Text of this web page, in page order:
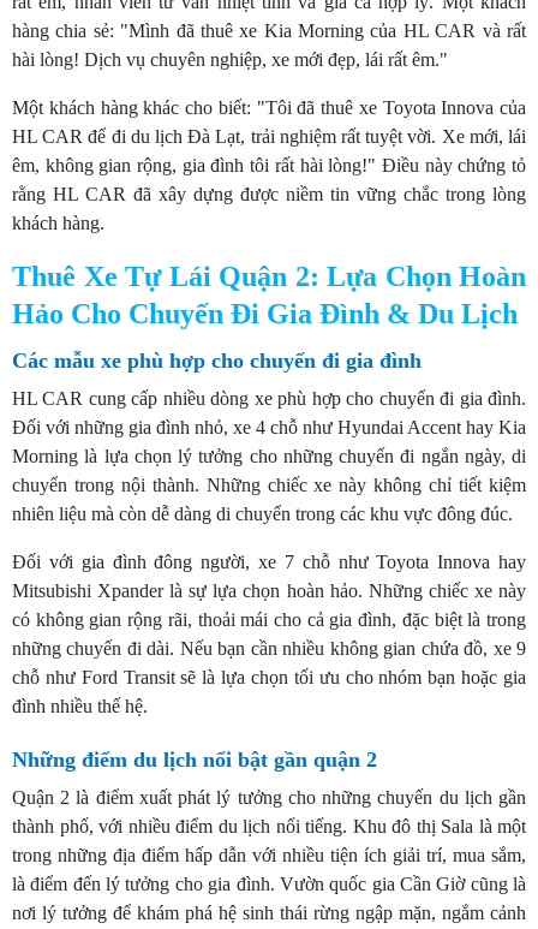
hàng chia sẻ: "Mình đã thuê xe Kia Morning của HL CAR và rất
hài lòng! Dịch vụ chuyên nghiệp, xe mới đẹp, lái rất êm."
Một khách hàng khác cho biết: "Tôi đã thuê xe Toyota Innova của
HL CAR để đi du lịch Đà Lạt, trải nghiệm rất tuyệt vời. Xe mới, lái
êm, không gian rộng, gia đình tôi rất hài lòng!" Điều này chứng tỏ
rằng HL CAR đã xây dựng được niềm tin vững chắc trong lòng
khách hàng.
Thuê Xe Tự Lái Quận 2: Lựa Chọn Hoàn
Hảo Cho Chuyến Đi Gia Đình & Du Lịch
Các mẫu xe phù hợp cho chuyến đi gia đình
HL CAR cung cấp nhiều dòng xe phù hợp cho chuyến đi gia đình.
Đối với những gia đình nhỏ, xe 4 chỗ như Hyundai Accent hay Kia
Morning là lựa chọn lý tưởng cho những chuyến đi ngắn ngày, di
chuyển trong nội thành. Những chiếc xe này không chỉ tiết kiệm
nhiên liệu mà còn dễ dàng di chuyển trong các khu vực đông đúc.
Đối với gia đình đông người, xe 7 chỗ như Toyota Innova hay
Mitsubishi Xpander là sự lựa chọn hoàn hảo. Những chiếc xe này
có không gian rộng rãi, thoải mái cho cả gia đình, đặc biệt là trong
những chuyến đi dài. Nếu bạn cần nhiều không gian chứa đồ, xe 9
chỗ như Ford Transit sẽ là lựa chọn tối ưu cho nhóm bạn hoặc gia
đình nhiều thế hệ.
Những điểm du lịch nổi bật gần quận 2
Quận 2 là điểm xuất phát lý tưởng cho những chuyến du lịch gần
thành phố, với nhiều điểm du lịch nổi tiếng. Khu đô thị Sala là một
trong những địa điểm hấp dẫn với nhiều tiện ích giải trí, mua sắm,
là điểm đến lý tưởng cho gia đình. Vườn quốc gia Cần Giờ cũng là
nơi lý tưởng để khám phá hệ sinh thái rừng ngập mặn, ngắm cảnh